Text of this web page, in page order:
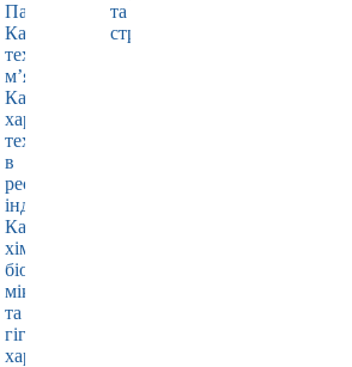
Павлюк
Кафедра
технології
м’яса
Кафедра
харчових
технологій
в
ресторанній
індустрії
Кафедра
хімії,
біохімії,
мікробіології
та
гігієни
харчування
та
страхування